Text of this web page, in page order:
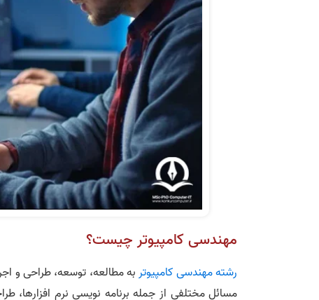
مهندسی کامپیوتر چیست؟
رشته مهندسی کامپیوتربه مطالعه، توسعه، طراحی و
مسائل مختلفی از جمله برنامه‌ نویسی نرم‌ افزارها،